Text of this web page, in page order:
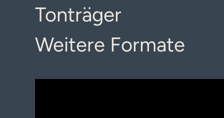
Tonträger
Weitere Formate